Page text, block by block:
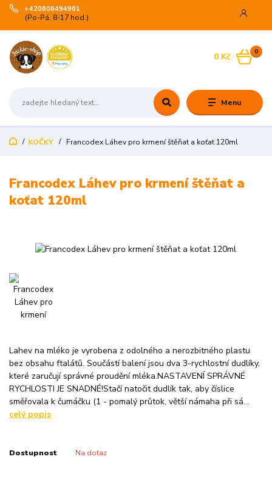
Menu
+420606494961
(Po-Pá, 8-17 hod.)
0
0 Kč
KOČKY Francodex Láhev pro krmení štěňat a koťat 120ml
Francodex Láhev pro krmení štěňat a
koťat 120ml
Lahev na mléko je vyrobena z odolného a nerozbitného plastu
bez obsahu ftalátů. Součástí balení jsou dva 3-rychlostní dudlíky,
které zaručují správné proudění mléka.NASTAVENÍ SPRÁVNÉ
RYCHLOSTI JE SNADNÉ!Stačí natočit dudlík tak, aby číslice
směřovala k čumáčku (1 - pomalý průtok, větší námaha při sá...
celý popis
Dostupnost Na dotaz